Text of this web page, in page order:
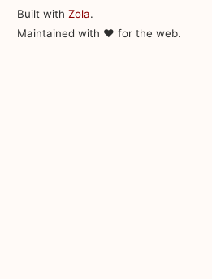
Built with Zola.
Maintained with ♥ for the web.